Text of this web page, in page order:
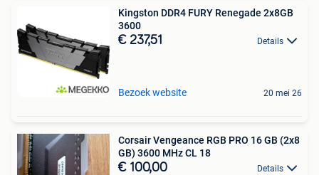
Kingston DDR4 FURY Renegade 2x8GB
3600
€ 237,51 Details
Bezoek website 20 mei 26
Corsair Vengeance RGB PRO 16 GB (2x8
GB) 3600 MHz CL 18
€ 100,00 Details